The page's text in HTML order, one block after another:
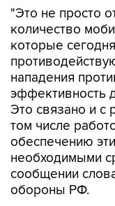
"Это не просто
количество
которые
нападения
эффективность
Это связано и с
том числе
обеспечению
необходимыми
сообщении
обороны РФ.